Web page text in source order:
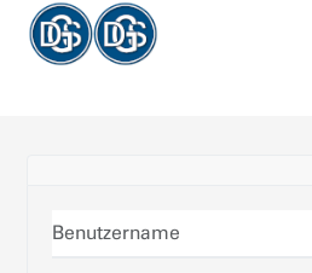
Benutzername